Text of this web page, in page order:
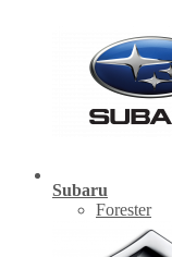
Subaru
Forester